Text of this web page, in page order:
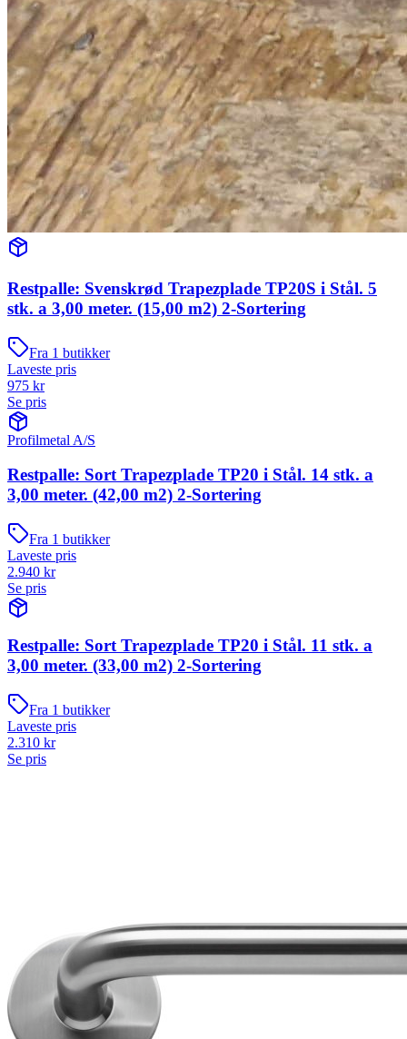
Restpalle: Svenskrød Trapezplade TP20S i Stål. 5
stk. a 3,00 meter. (15,00 m2) 2-Sortering
Fra 1 butikker
Laveste pris
975 kr
Se pris
Profilmetal A/S
Restpalle: Sort Trapezplade TP20 i Stål. 14 stk. a
3,00 meter. (42,00 m2) 2-Sortering
Fra 1 butikker
Laveste pris
2.940 kr
Se pris
Restpalle: Sort Trapezplade TP20 i Stål. 11 stk. a
3,00 meter. (33,00 m2) 2-Sortering
Fra 1 butikker
Laveste pris
2.310 kr
Se pris